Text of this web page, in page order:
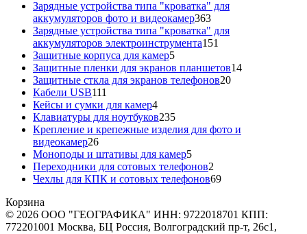
Зарядные устройства типа "кроватка" для
аккумуляторов фото и видеокамер363363
товара
Зарядные устройства типа "кроватка" для
аккумуляторов электроинструмента151
Защитные корпуса для камер55
товаров
Защитные пленки для экранов планшетов1414
Защитные сткла для экранов телефонов2020
Кабели USB111
товаров
Кейсы и сумки для камер44
товара
Клавиатуры для ноутбуков235235
товаров
Крепление и крепежные изделия для фото и
видеокамер2626
товаров
Моноподы и штативы для камер55
товаров
Переходники для сотовых телефонов2
товара
Чехлы для КПК и сотовых телефонов6969
Корзина
© 2026 ООО "ГЕОГРАФИКА" ИНН: 9722018701 КПП:
772201001 Москва, БЦ Россия, Волгоградский пр-т, 26с1,